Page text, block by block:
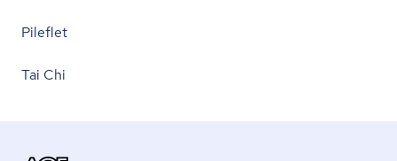
Pileflet
Tai Chi